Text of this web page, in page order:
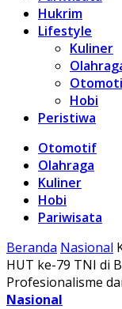
Hukrim
Lifestyle
Kuliner
Hobi
Peristiwa
Otomotif
Olahraga
Kuliner
Hobi
Pariwisata
Beranda Nasional
HUT ke-79 TNI di
Profesionalisme
Nasional